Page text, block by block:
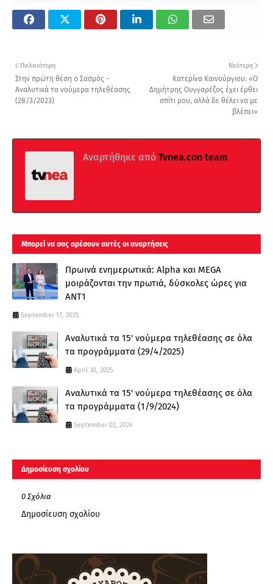
Νεότερη
Κατερίνα Καινούργιου: «Ο
Δημήτρης Ουγγαρέζος έχει έρθει
σπίτι μου, αλλά δε θέλει να με
βλέπει»
Παλαιότερη
Στην πρώτη θέση ο Σασμός -
Αναλυτικά τα νούμερα τηλεθέασης
(28/3/2023)
Αναρτήθηκε από Tvnea.con team
Μπορεί να σας αρέσουν αυτές οι αναρτήσεις
Πρωινά ενημερωτικά: Alpha και MEGA
μοιράζονται την πρωτιά, δύσκολες ώρες για
ΑΝΤ1
September 17, 2025
Αναλυτικά τα 15' νούμερα τηλεθέασης σε όλα
τα προγράμματα (29/4/2025)
April 30, 2025
Αναλυτικά τα 15' νούμερα τηλεθέασης σε όλα
τα προγράμματα (1/9/2024)
September 02, 2024
Δημοσίευση σχολίου
0 Σχόλια
Δημοσίευση σχολίου